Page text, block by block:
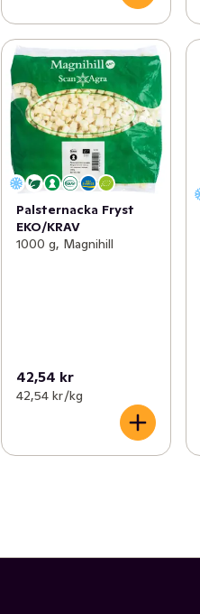
Palsternacka Fryst
EKO/KRAV
1000 g, Magnihill
42,54 kr
42,54 kr /kg